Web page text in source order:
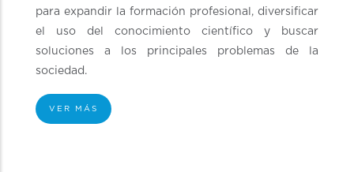
para expandir la formación profesional, diversificar
el uso del conocimiento científico y buscar
soluciones a los principales problemas de la
sociedad.
VER MÁS